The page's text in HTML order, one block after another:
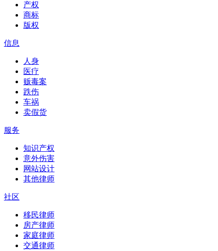
产权
商标
版权
信息
人身
医疗
贩毒案
跌伤
车祸
卖假货
服务
知识产权
意外伤害
网站设计
其他律师
社区
移民律师
房产律师
家庭律师
交通律师